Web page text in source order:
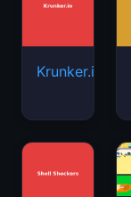
Krunker.io